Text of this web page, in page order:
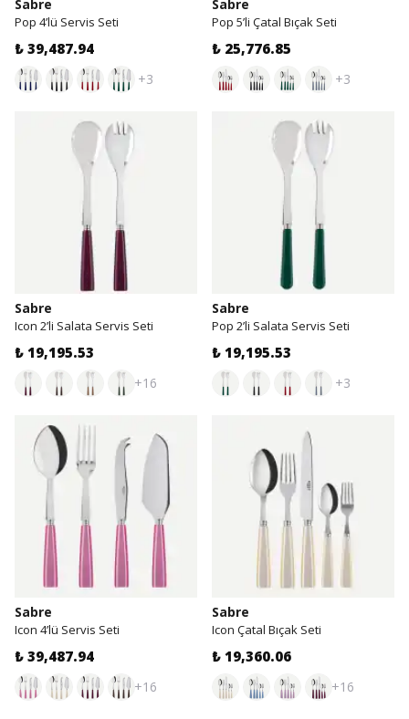
Sabre
Pop 4’lü Servis Seti
₺ 39,487.94
+3
Sabre
Pop 5’li Çatal Bıçak Seti
₺ 25,776.85
+3
Sabre
Icon 2’li Salata Servis Seti
₺ 19,195.53
+16
Sabre
Pop 2’li Salata Servis Seti
₺ 19,195.53
+3
Sabre
Icon 4’lü Servis Seti
₺ 39,487.94
+16
Sabre
Icon Çatal Bıçak Seti
₺ 19,360.06
+16